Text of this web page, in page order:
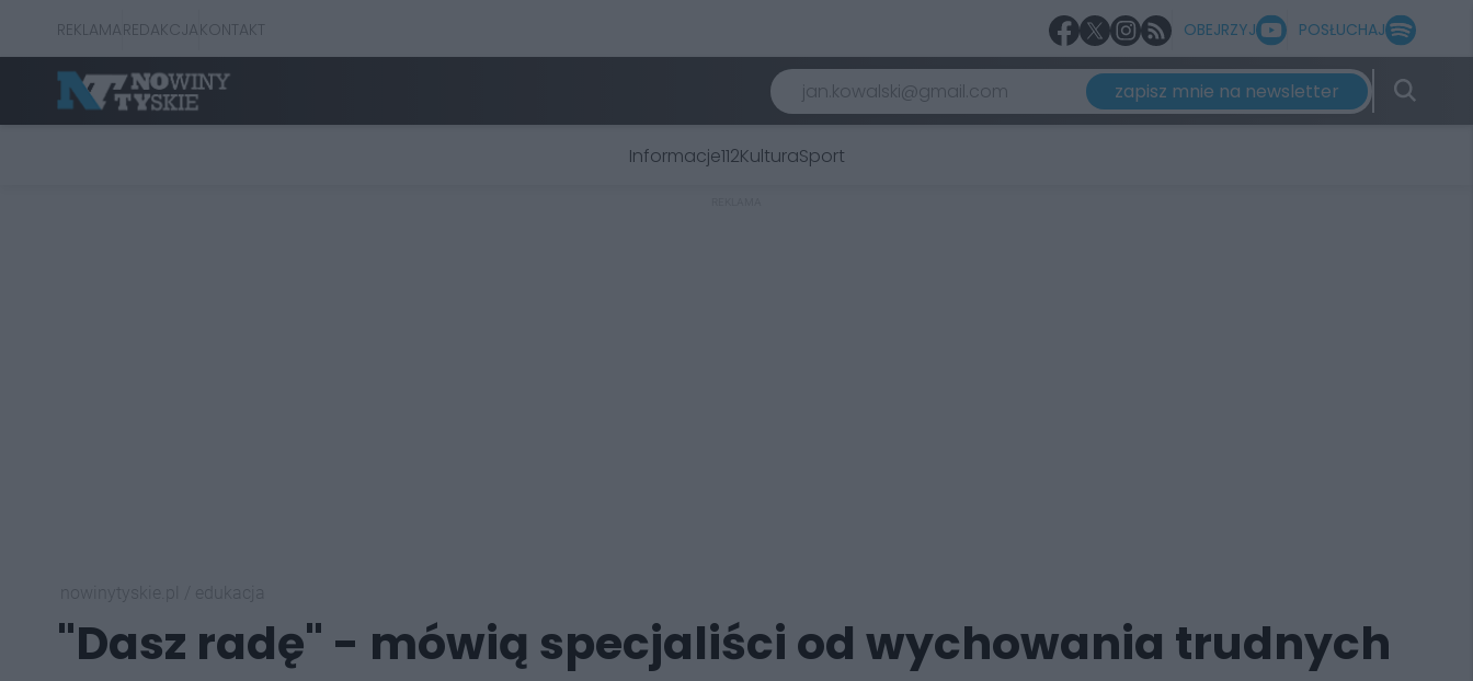
REKLAMAREDAKCJAKONTAKT OBEJRZYJ POSŁUCHAJ
zapisz mnie na newsletter
Informacje112KulturaSport
"Dasz radę" - mówią specjaliści od wychowania trudnych